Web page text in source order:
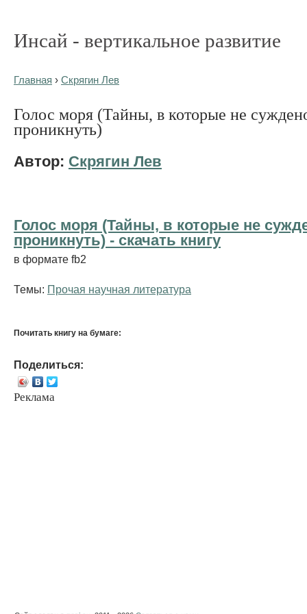
Инсай - вертикальное развитие
Главная › Скрягин Лев
Голос моря (Тайны, в которые не
проникнуть)
Автор: Скрягин Лев
Голос моря (Тайны, в которые не
проникнуть) - cкачать книгу
в формате fb2
Темы: Прочая научная литература
Почитать книгу на бумаге:
Поделиться:
Реклама